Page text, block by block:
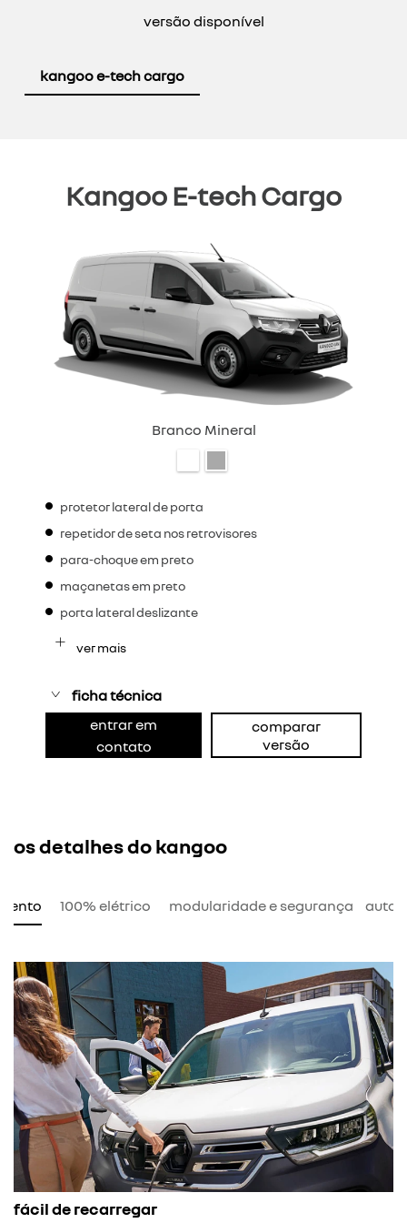
versão disponível
kangoo e-tech cargo
Kangoo E-tech Cargo
Branco Mineral
protetor lateral de porta
repetidor de seta nos retrovisores
para-choque em preto
maçanetas em preto
porta lateral deslizante
ver mais
ficha técnica
entrar em
contato
comparar
versão
os detalhes do kangoo
100% elétrico modularidade e segurança
câmbio